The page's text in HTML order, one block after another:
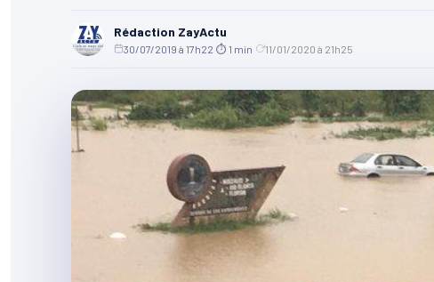
Rédaction ZayActu
30/07/2019 à 17h22 ⏱ 1 min 11/01/2020 à 21h25